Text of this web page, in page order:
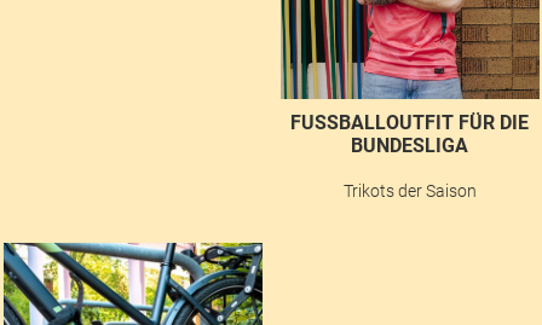
FUSSBALLOUTFIT FÜR DIE B
UNDESLIGA
Trikots der Saison